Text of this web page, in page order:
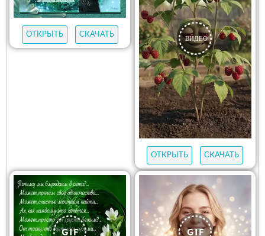
ОТКРЫТЬ СКАЧАТЬ
ОТКРЫТЬ СКАЧАТЬ